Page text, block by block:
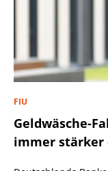
FIU
Geldwäsche-
immer stärker